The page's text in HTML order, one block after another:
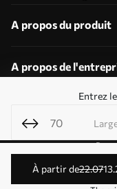
Entrez
à partir de22.0713
A propos du produit
A propos de
Modifier
© 2011-2026
KLW Sp. z o.o.